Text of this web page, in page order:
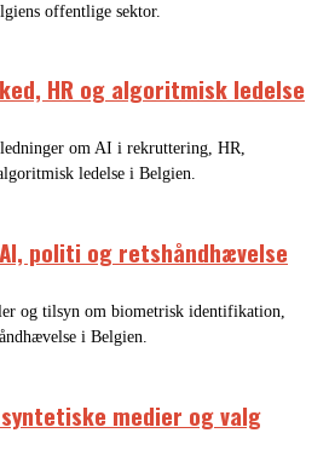
offentlige sektor.
HR og algoritmisk ledelse
om AI i rekruttering, HR,
ledelse i Belgien.
politi og retshåndhævelse
og tilsyn om biometrisk identifikation,
i Belgien.
medier og valg